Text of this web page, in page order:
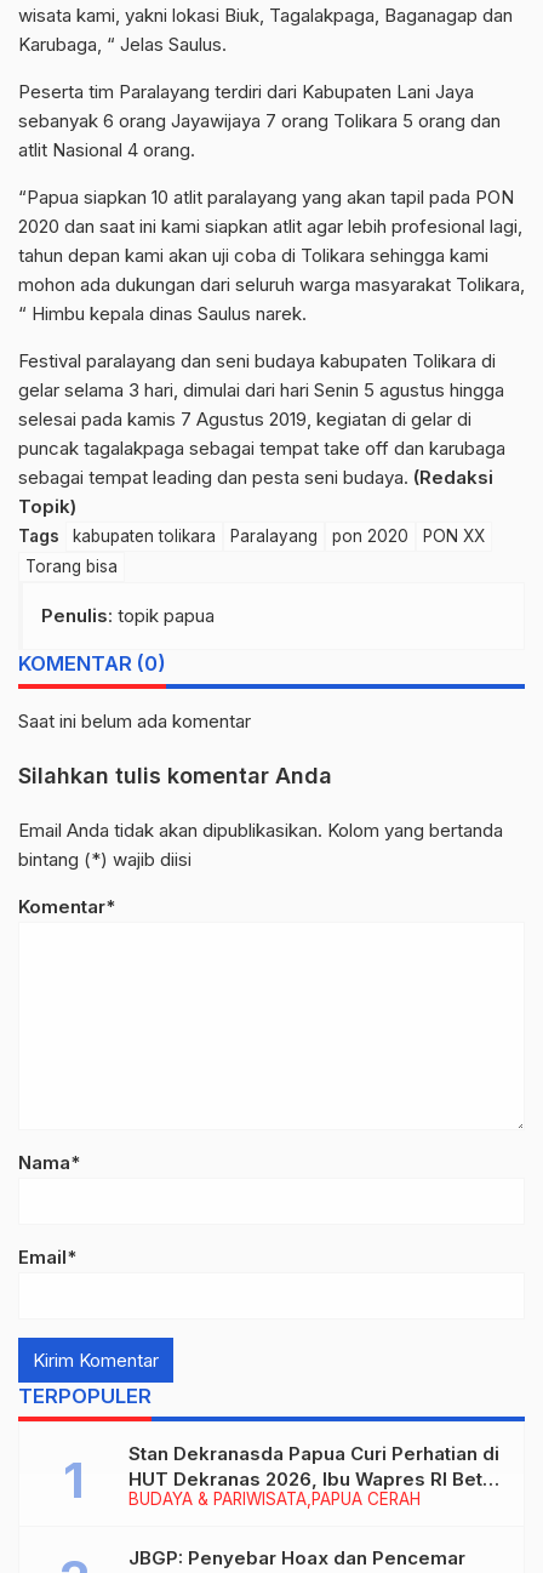
wisata kami, yakni lokasi Biuk, Tagalakpaga, Baganagap dan
Karubaga, “ Jelas Saulus.
Peserta tim Paralayang terdiri dari Kabupaten Lani Jaya
sebanyak 6 orang Jayawijaya 7 orang Tolikara 5 orang dan
atlit Nasional 4 orang.
“Papua siapkan 10 atlit paralayang yang akan tapil pada PON
2020 dan saat ini kami siapkan atlit agar lebih profesional lagi,
tahun depan kami akan uji coba di Tolikara sehingga kami
mohon ada dukungan dari seluruh warga masyarakat Tolikara,
“ Himbu kepala dinas Saulus narek.
Festival paralayang dan seni budaya kabupaten Tolikara di
gelar selama 3 hari, dimulai dari hari Senin 5 agustus hingga
selesai pada kamis 7 Agustus 2019, kegiatan di gelar di
puncak tagalakpaga sebagai tempat take off dan karubaga
sebagai tempat leading dan pesta seni budaya. (Redaksi
Topik)
Tags kabupaten tolikara Paralayang pon 2020
PON XX
Torang bisa
Penulis: topik papua
KOMENTAR (0)
Saat ini belum ada komentar
Silahkan tulis komentar Anda
Email Anda tidak akan dipublikasikan. Kolom yang bertanda
bintang (*) wajib diisi
Komentar*
Nama*
Email*
TERPOPULER
BUDAYA & PARIWISATA PAPUA CERAH
Stan Dekranasda Papua Curi Perhatian di
HUT Dekranas 2026, Ibu Wapres RI Betah
Menikmati Karya Perajin
JBGP: Penyebar Hoax dan Pencemar